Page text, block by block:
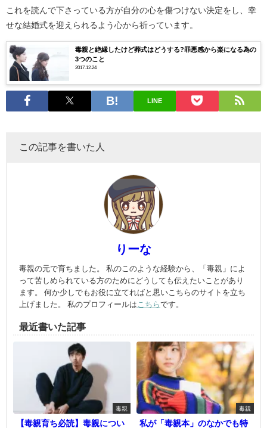
これを読んで下さっている方が自分の心を傷つけない決定をし、幸
せな結婚式を迎えられるよう心から祈っています。
毒親と絶縁したけど葬式はどうする?罪悪感から楽になる為の
3つのこと
2017.12.24
LINE
この記事を書いた人
りーな
毒親の元で育ちました。 私のこのような経験から、「毒親」によ
って苦しめられている方のためにどうしても伝えたいことがあり
ます。 何か少しでもお役に立てればと思いこちらのサイトを立ち
上げました。 私のプロフィールは こちらです。
最近書いた記事
毒親
【毒親育ち必読】毒親につい
毒親
私が「毒親本」のなかでも特